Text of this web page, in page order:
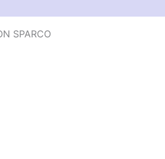
SPARCO